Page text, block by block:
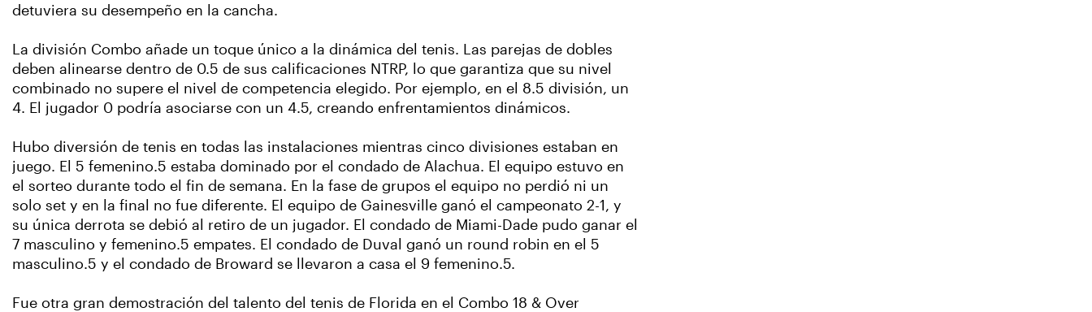
detuviera su desempeño en la cancha.
La división Combo añade un toque único a la dinámica del tenis. Las parejas de dobles
deben alinearse dentro de 0.5 de sus calificaciones NTRP, lo que garantiza que su nivel
combinado no supere el nivel de competencia elegido. Por ejemplo, en el 8.5 división, un
4. El jugador 0 podría asociarse con un 4.5, creando enfrentamientos dinámicos.
Hubo diversión de tenis en todas las instalaciones mientras cinco divisiones estaban en
juego. El 5 femenino.5 estaba dominado por el condado de Alachua. El equipo estuvo en
el sorteo durante todo el fin de semana. En la fase de grupos el equipo no perdió ni un
solo set y en la final no fue diferente. El equipo de Gainesville ganó el campeonato 2-1, y
su única derrota se debió al retiro de un jugador. El condado de Miami-Dade pudo ganar el
7 masculino y femenino.5 empates. El condado de Duval ganó un round robin en el 5
masculino.5 y el condado de Broward se llevaron a casa el 9 femenino.5.
Fue otra gran demostración del talento del tenis de Florida en el Combo 18 & Over